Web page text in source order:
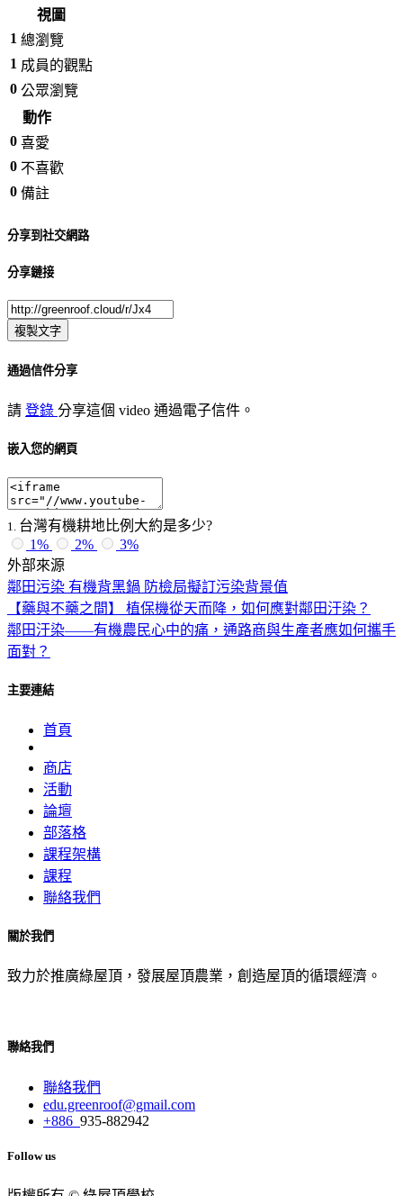
視圖
1 總瀏覽
1 成員的觀點
0 公眾瀏覽
動作
0 喜愛
0 不喜歡
0 備註
分享到社交網路
分享鏈接
複製文字
通過信件分享
請 登錄 分享這個 video 通過電子信件。
嵌入您的網頁
1
台灣有機耕地比例大約是多少?
1%
2%
3%
外部來源
鄰田污染 有機背黑鍋 防檢局擬訂污染背景值
【藥與不藥之間】 植保機從天而降，如何應對鄰田汙染？
鄰田汙染——有機農民心中的痛，通路商與生產者應如何攜手
面對？
主要連結
首頁
商店
活動
論壇
部落格
課程架構
課程
聯絡我們
關於我們
致力於推廣綠屋頂，發展屋頂農業，創造屋頂的循環經濟。
聯絡我們
聯絡我們
edu.greenroof@gmail.com
+886 935-882942
Follow us